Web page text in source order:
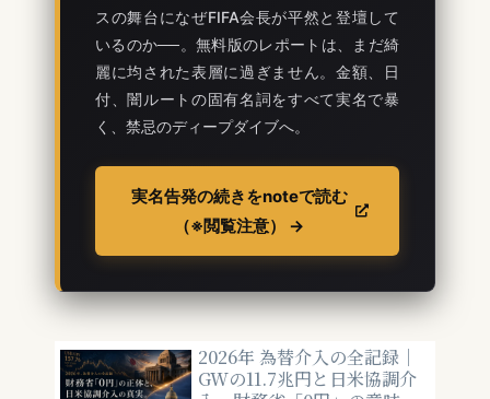
スの舞台になぜFIFA会長が平然と登壇して
いるのか──。無料版のレポートは、まだ綺
麗に均された表層に過ぎません。金額、日
付、闇ルートの固有名詞をすべて実名で暴
く、禁忌のディープダイブへ。
実名告発の続きをnoteで読む
（※閲覧注意） →
2026年 為替介入の全記録｜
GWの11.7兆円と日米協調介